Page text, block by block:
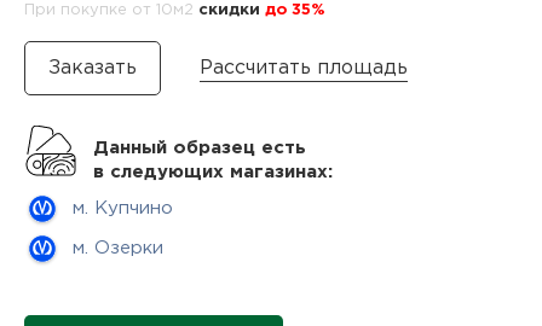
При покупке от 10м2 cкидки до 35%
Рассчитать площадь
Данный образец есть
в следующих магазинах:
м. Купчино
м. Озерки